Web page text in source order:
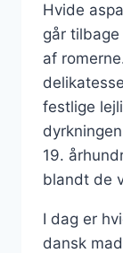
Hvide
går
af
festlige
19.
blandt de
I dag er
dansk